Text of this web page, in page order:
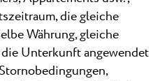
die gleiche
Währung, gleiche
Unterkunft angewendet